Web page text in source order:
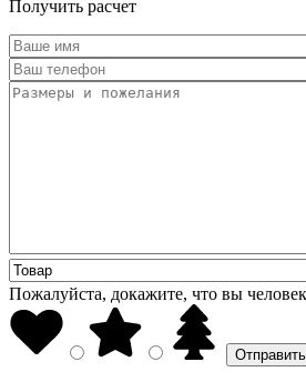
Получить расчет
Пожалуйста, докажите, что вы